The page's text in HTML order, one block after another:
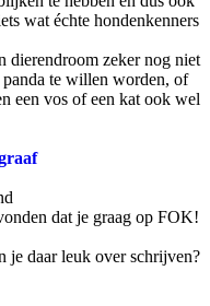
wat échte hondenkenners
dierendroom zeker nog niet
te willen worden, of
een vos of een kat ook wel
dat je graag op FOK!
je daar leuk over schrijven?